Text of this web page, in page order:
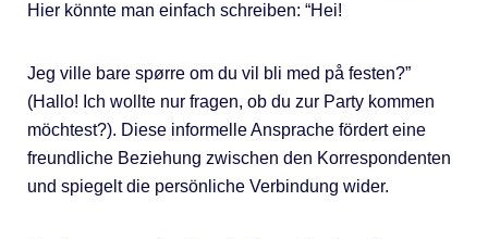
Hier könnte man einfach schreiben: “Hei!
Jeg ville bare spørre om du vil bli med på festen?”
(Hallo! Ich wollte nur fragen, ob du zur Party kommen
möchtest?). Diese informelle Ansprache fördert eine
freundliche Beziehung zwischen den Korrespondenten
und spiegelt die persönliche Verbindung wider.